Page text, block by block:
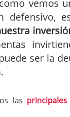
vemos
defensivo,
ser la
las